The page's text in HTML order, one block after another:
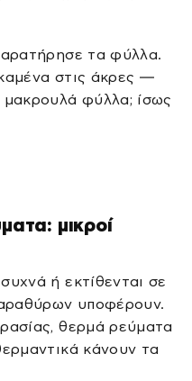
τα φύλλα.
καμένα στις άκρες —
φύλλα; ίσως
μικροί
ή εκτίθενται σε
υποφέρουν.
θερμά ρεύματα
κάνουν τα